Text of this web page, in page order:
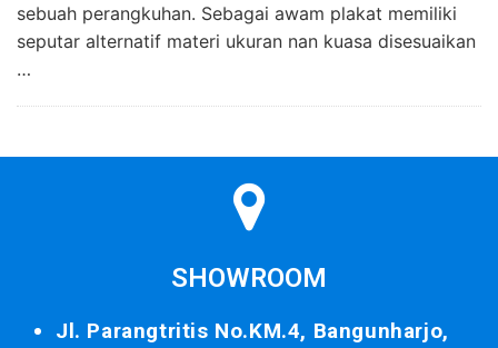
sebuah perangkuhan. Sebagai awam plakat memiliki
seputar alternatif materi ukuran nan kuasa disesuaikan
…
SHOWROOM
Jl. Parangtritis No.KM.4, Bangunharjo,